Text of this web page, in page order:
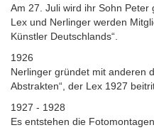
Am 27. Juli wird ihr Sohn Peter
Lex und Nerlinger werden
Künstler Deutschlands“.
1926
Nerlinger gründet mit anderen
Abstrakten“, der Lex 1927
1927 - 1928
Es entstehen die